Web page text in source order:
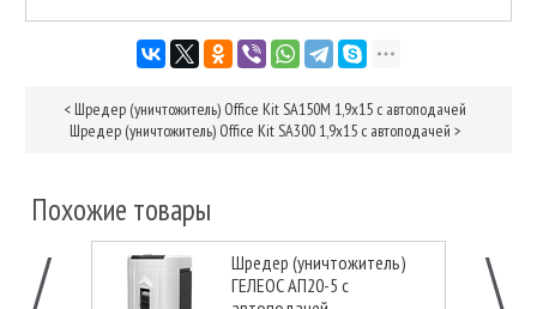
< Шредер (уничтожитель) Office Kit SA150M 1,9х15 с автоподачей
Шредер (уничтожитель) Office Kit SA300 1,9х15 с автоподачей >
Похожие товары
Шредер (уничтожитель)
ГЕЛЕОС АП20-5 с